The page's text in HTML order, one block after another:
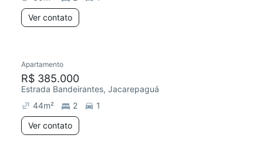
Ver contato
Apartamento
R$ 385.000
Estrada Bandeirantes, Jacarepaguá
44m² 2
1
Ver contato